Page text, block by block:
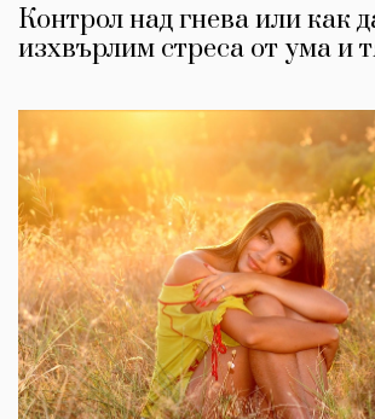
Контрол над гнева или как
изхвърлим стреса от умa и